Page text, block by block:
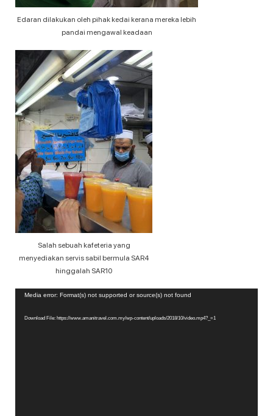
Edaran dilakukan oleh pihak kedai kerana mereka lebih
pandai mengawal keadaan
Salah sebuah kafeteria yang
menyediakan servis sabil bermula SAR4
hinggalah SAR10
Video
Media error: Format(s) not supported or source(s) not found
Download File: https://www.amanitravel.com.my/wp-content/uploads/2018/10/video.mp4?_=1